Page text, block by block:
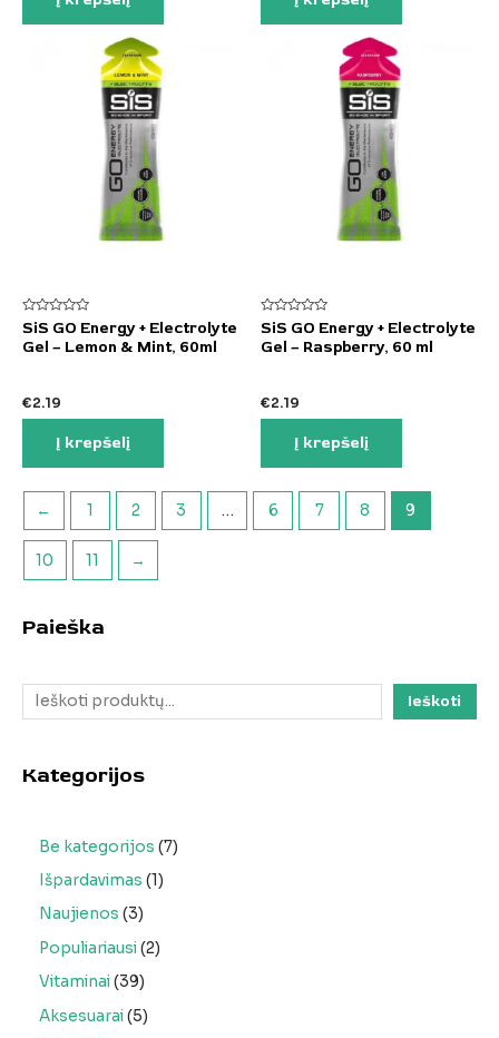
Paieška
Ieškoti
Kategorijos
Be kategorijos 7
Išpardavimas 1
Naujienos 3
Populiariausi 2
Vitaminai 39
Aksesuarai 5
Įvertinimas:
0
iš
SiS GO Energy + Electrolyte
Gel – Lemon & Mint, 60ml
€2.19
Į krepšelį
Įvertinimas:
0
iš
SiS GO Energy + Electrolyte
Gel – Raspberry, 60 ml
€2.19
Į krepšelį
← 1 2 3 … 6 7 8 9
10 11 →